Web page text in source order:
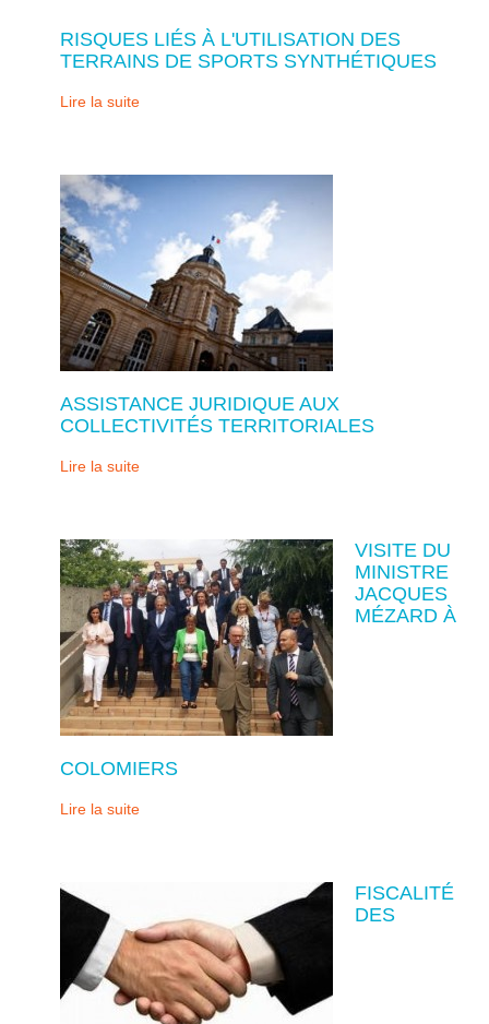
RISQUES LIÉS À L'UTILISATION DES
TERRAINS DE SPORTS SYNTHÉTIQUES
Lire la suite
ASSISTANCE JURIDIQUE AUX
COLLECTIVITÉS TERRITORIALES
Lire la suite
VISITE DU
MINISTRE
JACQUES
MÉZARD À
COLOMIERS
Lire la suite
FISCALITÉ
DES